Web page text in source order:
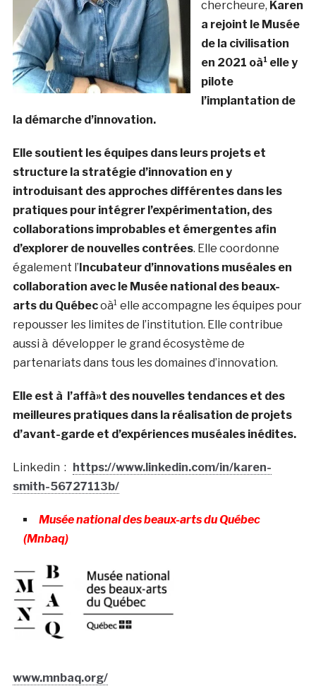
chercheure, Karen
a rejoint le Musée
de la civilisation
en 2021 oà¹ elle y
pilote
l’implantation de
la démarche d’innovation.
Elle soutient les équipes dans leurs projets et
structure la stratégie d’innovation en y
introduisant des approches différentes dans les
pratiques pour intégrer l’expérimentation, des
collaborations improbables et émergentes afin
d’explorer de nouvelles contrées. Elle coordonne
également l’ Incubateur d’innovations muséales en
collaboration avec le Musée national des beaux-
arts du Québecoà¹ elle accompagne les équipes pour
repousser les limites de l’institution. Elle contribue
aussi à développer le grand écosystème de
partenariats dans tous les domaines d’innovation.
Elle est à l’affà»t des nouvelles tendances et des
meilleures pratiques dans la réalisation de projets
d’avant-garde et d’expériences muséales inédites.
Linkedin :
https://www.linkedin.com/in/karen-
smith-56727113b/
Musée national des beaux-arts du Québec
(Mnbaq)
www.mnbaq.org/